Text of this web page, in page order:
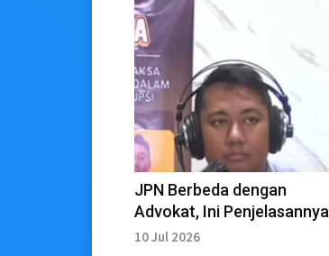
JPN Berbeda dengan
Advokat, Ini Penjelasannya
10 Jul 2026